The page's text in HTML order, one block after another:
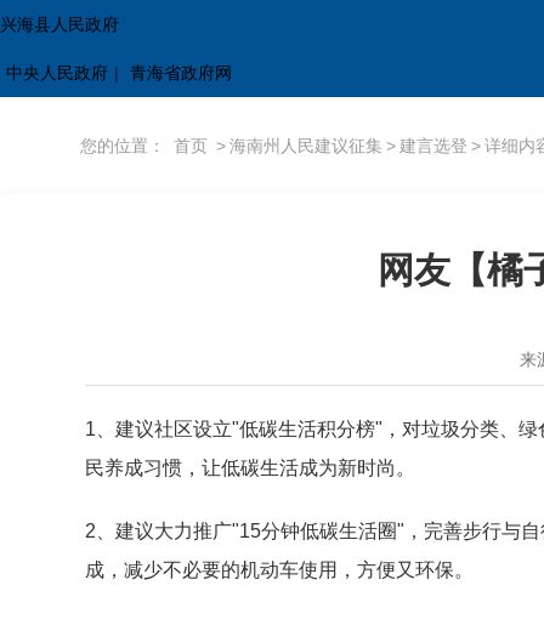
兴海县人民政府
中央人民政府 | 青海省政府网
您的位置： 首页 >海南州人民建议征集 >建言选登 >详细内
网友【橘
来
1、建议社区设立"低碳生活积分榜"，对垃圾分类、
民养成习惯，让低碳生活成为新时尚。
2、建议大力推广"15分钟低碳生活圈"，完善步行与
成，减少不必要的机动车使用，方便又环保。